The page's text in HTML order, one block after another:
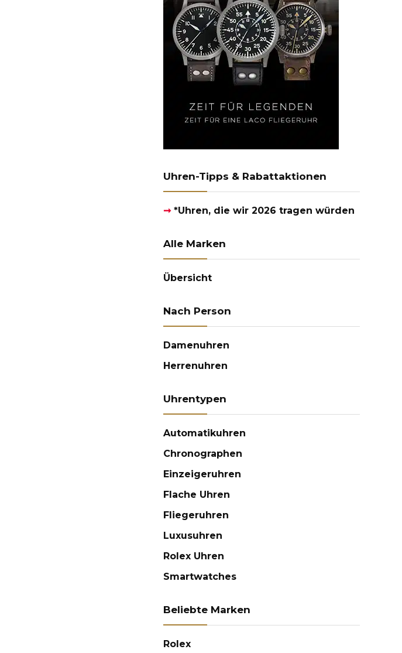
Uhren-Tipps & Rabattaktionen
➞ *Uhren, die wir 2026 tragen würden
Alle Marken
Übersicht
Nach Person
Damenuhren
Herrenuhren
Uhrentypen
Automatikuhren
Chronographen
Einzeigeruhren
Flache Uhren
Fliegeruhren
Luxusuhren
Rolex Uhren
Smartwatches
Beliebte Marken
Rolex